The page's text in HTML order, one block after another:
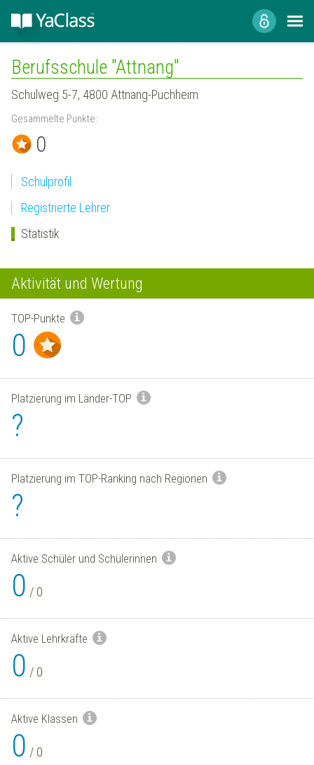
Berufsschule "Attnang"
Schulweg 5-7, 4800 Attnang-Puchheim
Gesammelte Punkte:
0
Schulprofil
Registrierte Lehrer
Statistik
Aktivität und Wertung
TOP-Punkte
0
Platzierung im Länder-TOP
?
Platzierung im TOP-Ranking nach Regionen
?
Aktive Schüler und Schülerinnen
0 / 0
Aktive Lehrkräfte
0 / 0
Aktive Klassen
0 / 0